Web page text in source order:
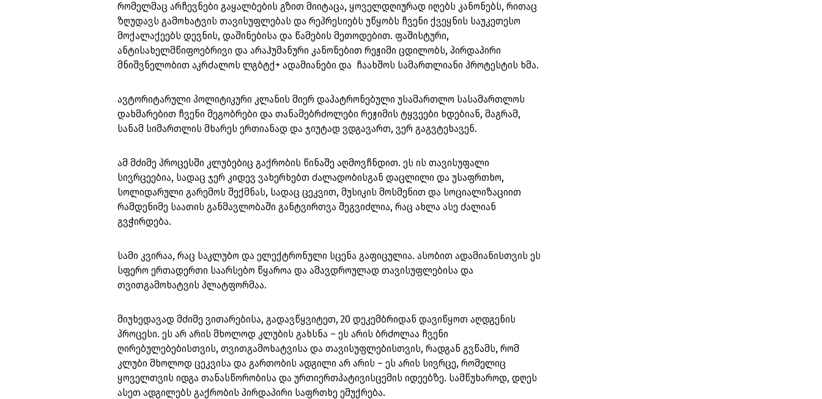
რომელმაც არჩევნები გაყალბების გზით მიიტაცა, ყოველდღიურად იღებს კანონებს, რითაც
ზღუდავს გამოხატვის თავისუფლებას და რეპრესიებს უწყობს ჩვენი ქვეყნის საუკეთესო
მოქალაქეებს დევნის, დაშინებისა და წამების მეთოდებით. ფაშისტური,
ანტისახელმწიფოებრივი და არაჰუმანური კანონებით რეჟიმი ცდილობს, პირდაპირი
მნიშვნელობით აკრძალოს ლგბტქ+ ადამიანები და ჩაახშოს სამართლიანი პროტესტის ხმა.
ავტორიტარული პოლიტიკური კლანის მიერ დაპატრონებული უსამართლო სასამართლოს
დახმარებით ჩვენი მეგობრები და თანამებრძოლები რეჟიმის ტყვეები ხდებიან, მაგრამ,
სანამ სიმართლის მხარეს ერთიანად და ჯიუტად ვდგავართ, ვერ გაგვტეხავენ.
ამ მძიმე პროცესში კლუბებიც გაქრობის წინაშე აღმოვჩნდით. ეს ის თავისუფალი
სივრცეებია, სადაც ჯერ კიდევ ვახერხებთ ძალადობისგან დაცლილი და უსაფრთხო,
სოლიდარული გარემოს შექმნას, სადაც ცეკვით, მუსიკის მოსმენით და სოციალიზაციით
რამდენიმე საათის განმავლობაში განტვირთვა შეგვიძლია, რაც ახლა ასე ძალიან
გვჭირდება.
სამი კვირაა, რაც საკლუბო და ელექტრონული სცენა გაფიცულია. ასობით ადამიანისთვის ეს
სფერო ერთადერთი საარსებო წყაროა და ამავდროულად თავისუფლებისა და
თვითგამოხატვის პლატფორმაა.
მიუხედავად მძიმე ვითარებისა, გადავწყვიტეთ, 20 დეკემბრიდან დავიწყოთ აღდგენის
პროცესი. ეს არ არის მხოლოდ კლუბის გახსნა – ეს არის ბრძოლაა ჩვენი
ღირებულებებისთვის, თვითგამოხატვისა და თავისუფლებისთვის, რადგან გვწამს, რომ
კლუბი მხოლოდ ცეკვისა და გართობის ადგილი არ არის – ეს არის სივრცე, რომელიც
ყოველთვის იდგა თანასწორობისა და ურთიერთპატივისცემის იდეებზე. სამწუხაროდ, დღეს
ასეთ ადგილებს გაქრობის პირდაპირი საფრთხე ემუქრება.